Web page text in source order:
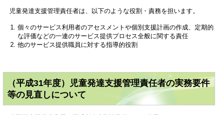
児童発達支援管理責任者は、以下のような役割・責務を担います。
個々のサービス利用者のアセスメントや個別支援計画の作成、定期的
な評価などの一連のサービス提供プロセス全般に関する責任
他のサービス提供職員に対する指導的役割
（平成31年度）児童発達支援管理責任者の実務要件
等の見直しについて